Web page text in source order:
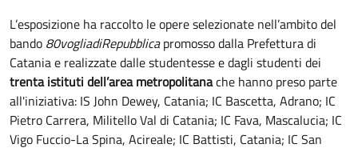
L’esposizione ha raccolto le opere selezionate nell’ambito del
bando 80vogliadiRepubblicapromosso dalla Prefettura di
Catania e realizzate dalle studentesse e dagli studenti dei
trenta istituti dell’area metropolitanache hanno preso parte
all'iniziativa: IS John Dewey, Catania; IC Bascetta, Adrano; IC
Pietro Carrera, Militello Val di Catania; IC Fava, Mascalucia; IC
Vigo Fuccio-La Spina, Acireale; IC Battisti, Catania; IC San